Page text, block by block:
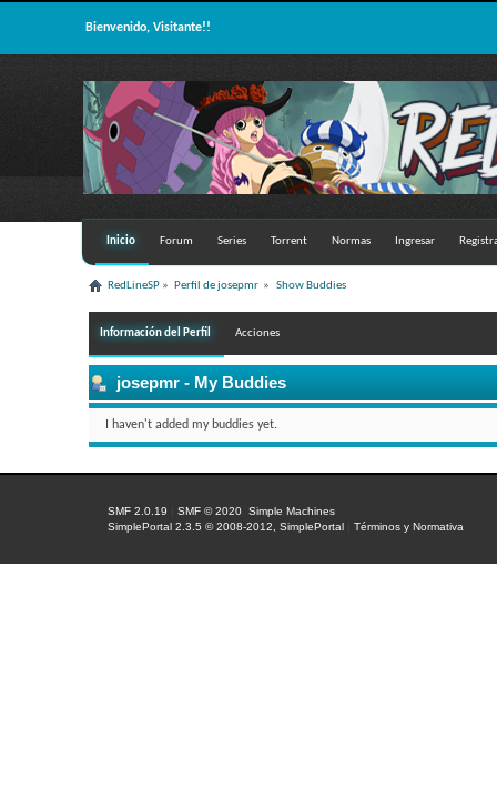
Bienvenido, Visitante!!
Inicio Forum Series Torrent Normas Ingresar
RedLineSP » Perfil de josepmr » Show Buddies
Información del Perfil Acciones
josepmr- My Buddies
I haven't added my buddies yet.
SMF 2.0.19 |SMF © 2020 ,Simple Machines
SimplePortal 2.3.5 © 2008-2012, SimplePortal
|Términos y Normativa